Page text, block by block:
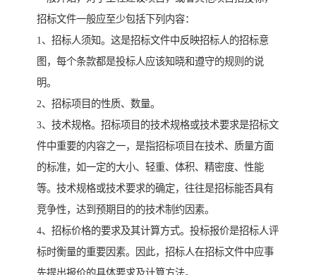
招标文件一般应至少包括下列内容：
1、招标人须知。这是招标文件中反映招标人的招标意
图，每个条款都是投标人应该知晓和遵守的规则的说
明。
2、招标项目的性质、数量。
3、技术规格。招标项目的技术规格或技术要求是招标文
件中重要的内容之一，是指招标项目在技术、质量方面
的标准，如一定的大小、轻重、体积、精密度、性能
等。技术规格或技术要求的确定，往往是招标能否具有
竞争性，达到预期目的的技术制约因素。
4、招标价格的要求及其计算方式。投标报价是招标人评
标时衡量的重要因素。因此，招标人在招标文件中应事